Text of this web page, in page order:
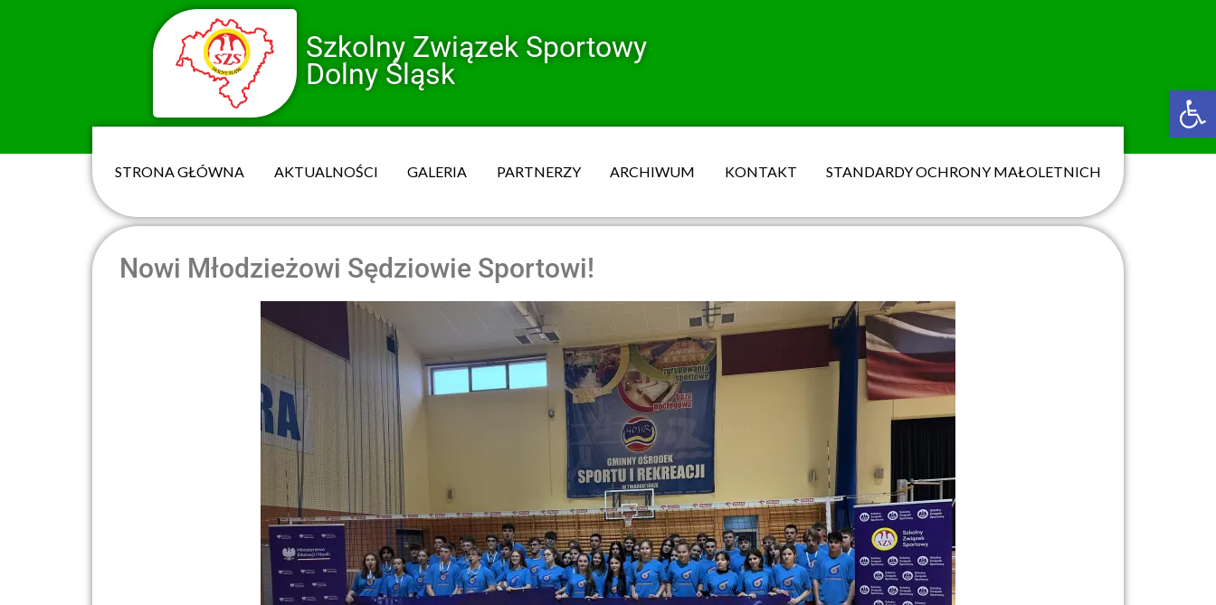
Szkolny Związek Sportowy
Dolny Śląsk
STRONA GŁÓWNA AKTUALNOŚCI GALERIA PARTNERZY ARCHIWUM KONTAKT STANDARDY OCHRONY MAŁOLETNICH
Nowi Młodzieżowi Sędziowie Sportowi!